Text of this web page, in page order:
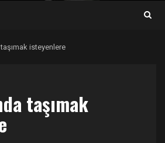
isteyenlere
taşımak